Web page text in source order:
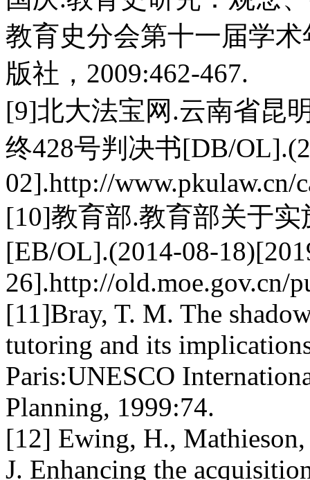
教育史分会第十一届学
版社，2009:462-467.
[9]北大法宝网.云南省昆
终428号判决书[DB/
02].http://www.pkulaw.cn/
[10]教育部.教育部关于
[EB/OL].(2014-08-
26].http://old.moe.gov.cn/
[11]Bray, T. M. The
tutoring and its
Paris:UNESCO
Planning, 1999:74.
[12] Ewing, H.,
J. Enhancing the